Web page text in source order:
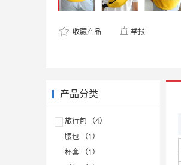
收藏产品 举报
产品分类
+ 旅行包 （4）
腰包 （1）
杯套 （1）